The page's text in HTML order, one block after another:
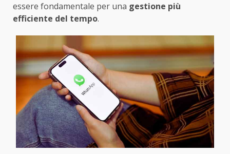
essere fondamentale per una gestione più
efficiente del tempo.